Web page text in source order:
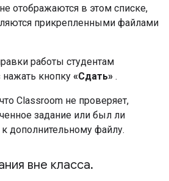
отображаются в этом списке,
прикрепленными файлами
работы студентам
кнопку «Сдать» .
Classroom не проверяет,
задание или был ли
дополнительному файлу.
вне класса.